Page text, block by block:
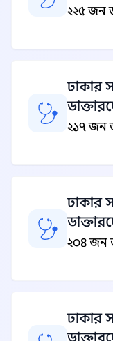
২২৫ জন
ঢাকার
২১৭ জন
২০৪ জন